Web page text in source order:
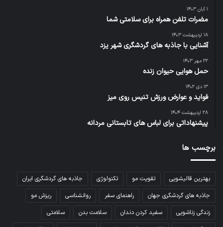
۱ آبان ۱۴۰۳
مضرات تلفن همراه برای سلامتی شما
۱۸ اردیبهشت ۱۴۰۳
آشنایی با جاذبه های گردشگری شهر یزد
۲۲ مهر ۱۴۰۳
حمل هوایی حیوان زنده
۱۳ دی ۱۴۰۲
فواید و عوارض ورزش تنیس روی میز
۲۸ اردیبهشت ۱۴۰۴
پیشنهاداتی برای لباس های تابستانی مردانه
برچسب ها
بهترین قالیشویی تقویت مو تکنولوژی
جاذبه های گردشگری ایران
جاذبه های گردشگری جهان
راهنمای سفر روانشناسی
ریزش مو
زندگی زناشویی
سفید کردن دندان سلامت بدن
سلامتی